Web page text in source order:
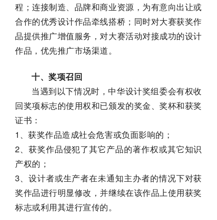
程；连接制造、品牌和商业资源，为有意向出让或
合作的优秀设计作品牵线搭桥；同时对大赛获奖作
品提供推广增值服务，对大赛活动对接成功的设计
作品，优先推广市场渠道。
十、奖项召回
当遇到以下情况时，中华设计奖组委会有权收
回奖项标志的使用权和已颁发的奖金、奖杯和获奖
证书：
1、获奖作品造成社会危害或负面影响的；
2、获奖作品侵犯了其它产品的著作权或其它知识
产权的；
3、设计者或生产者在未通知主办者的情况下对获
奖作品进行明显修改，并继续在该作品上使用获奖
标志或利用其进行宣传的。